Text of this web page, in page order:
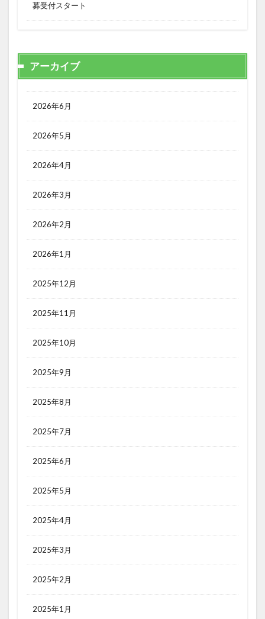
募受付スタート
アーカイブ
2026年6月
2026年5月
2026年4月
2026年3月
2026年2月
2026年1月
2025年12月
2025年11月
2025年10月
2025年9月
2025年8月
2025年7月
2025年6月
2025年5月
2025年4月
2025年3月
2025年2月
2025年1月